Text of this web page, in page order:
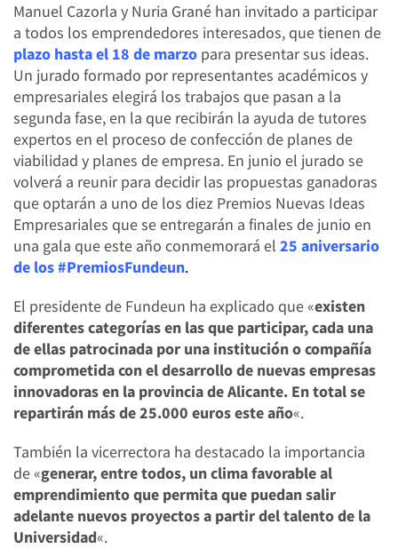
Manuel Cazorla y Nuria Grané han invitado a participar
a todos los emprendedores interesados, que tienen de
plazo hasta el 18 de marzo para presentar sus ideas.
Un jurado formado por representantes académicos y
empresariales elegirá los trabajos que pasan a la
segunda fase, en la que recibirán la ayuda de tutores
expertos en el proceso de confección de planes de
viabilidad y planes de empresa. En junio el jurado se
volverá a reunir para decidir las propuestas ganadoras
que optarán a uno de los diez Premios Nuevas Ideas
Empresariales que se entregarán a finales de junio en
una gala que este año conmemorará el 25 aniversario
de los #PremiosFundeun.
El presidente de Fundeun ha explicado que «existen
diferentes categorías en las que participar, cada una
de ellas patrocinada por una institución o compañía
comprometida con el desarrollo de nuevas empresas
innovadoras en la provincia de Alicante. En total se
repartirán más de 25.000 euros este año«.
También la vicerrectora ha destacado la importancia
de «generar, entre todos, un clima favorable al
emprendimiento que permita que puedan salir
adelante nuevos proyectos a partir del talento de la
Universidad«.